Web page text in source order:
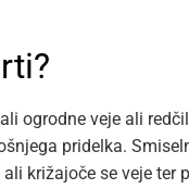
ogrodne veje ali
pridelka.
križajoče se veje ter